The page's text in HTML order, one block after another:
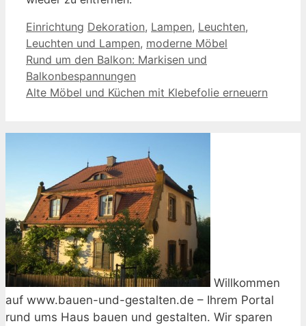
Kategorien
Einrichtung Schlagwörter
Dekoration, Lampen, Leuchten,
Leuchten und Lampen, moderne Möbel
Rund um den Balkon: Markisen und
Balkonbespannungen
Alte Möbel und Küchen mit Klebefolie erneuern
Willkommen
auf www.bauen-und-gestalten.de – Ihrem Portal
rund ums Haus bauen und gestalten. Wir sparen